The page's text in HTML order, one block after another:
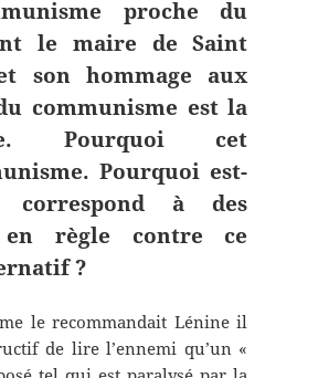
proche du
le maire de Saint
son hommage aux
communisme est la
Pourquoi cet
Pourquoi est-
correspond à des
en règle contre ce
?
le recommandait Lénine il
de lire l’ennemi qu’un «